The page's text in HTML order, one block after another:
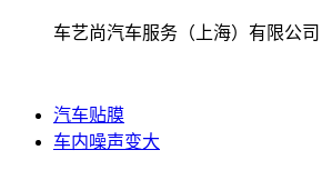
车艺尚汽车服务（上海）有限公司
汽车贴膜
车内噪声变大